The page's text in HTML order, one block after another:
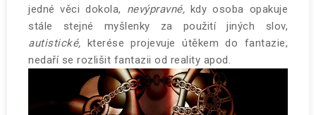
jedné věci dokola, nevýpravné, kdy osoba opakuje
stále stejné myšlenky za použití jiných slov,
autistické,
kterése projevuje útěkem do fantazie,
nedaří se rozlišit fantazii od reality apod.